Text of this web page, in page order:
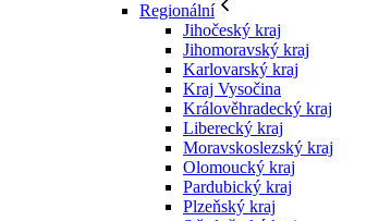
Regionální
Jihočeský kraj
Jihomoravský kraj
Karlovarský kraj
Kraj Vysočina
Králověhradecký kraj
Liberecký kraj
Moravskoslezský kraj
Olomoucký kraj
Pardubický kraj
Plzeňský kraj